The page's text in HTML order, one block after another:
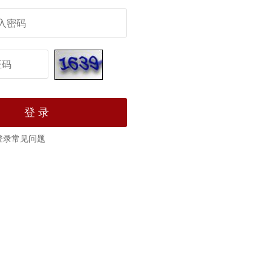
录常见问题